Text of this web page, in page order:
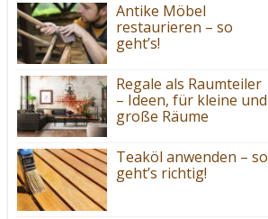
Antike Möbel
restaurieren – so
geht’s!
Regale als Raumteiler
– Ideen, für kleine und
große Räume
Teaköl anwenden – so
geht’s richtig!